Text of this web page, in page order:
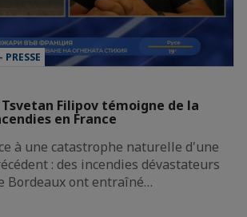
Filipov témoigne de la
en France
à une catastrophe naturelle d'une
: des incendies dévastateurs
Bordeaux ont entraîné…